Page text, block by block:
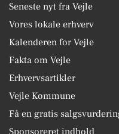
Seneste nyt fra Vejle
Vores lokale erhverv
Kalenderen for Vejle
Fakta om Vejle
Erhvervsartikler
Vejle Kommune
Få en gratis